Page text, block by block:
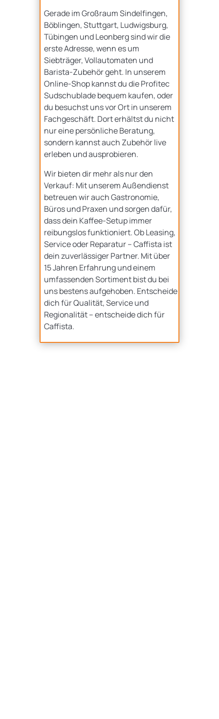
Gerade im Großraum Sindelfingen,
Böblingen, Stuttgart, Ludwigsburg,
Tübingen und Leonberg sind wir die
erste Adresse, wenn es um
Siebträger, Vollautomaten und
Barista-Zubehör geht. In unserem
Online-Shop kannst du die Profitec
Sudschublade bequem kaufen, oder
du besuchst uns vor Ort in unserem
Fachgeschäft. Dort erhältst du nicht
nur eine persönliche Beratung,
sondern kannst auch Zubehör live
erleben und ausprobieren.
Wir bieten dir mehr als nur den
Verkauf: Mit unserem Außendienst
betreuen wir auch Gastronomie,
Büros und Praxen und sorgen dafür,
dass dein Kaffee-Setup immer
reibungslos funktioniert. Ob Leasing,
Service oder Reparatur – Caffista ist
dein zuverlässiger Partner. Mit über
15 Jahren Erfahrung und einem
umfassenden Sortiment bist du bei
uns bestens aufgehoben. Entscheide
dich für Qualität, Service und
Regionalität – entscheide dich für
Caffista.